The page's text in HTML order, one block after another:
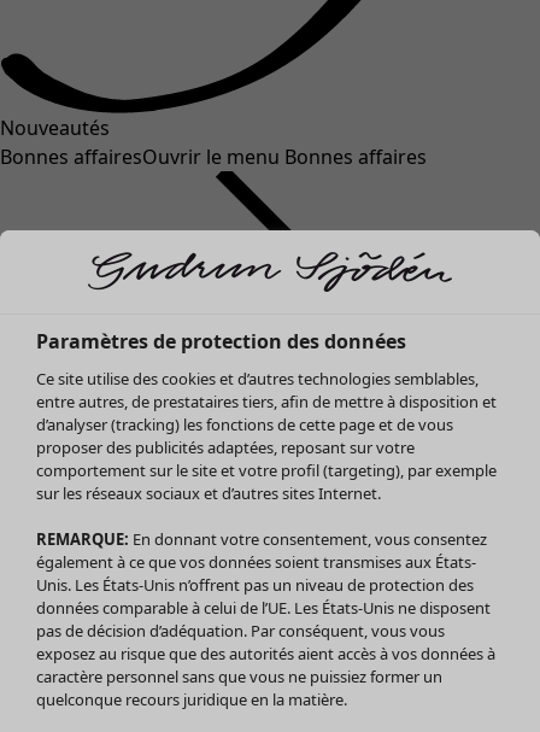
Nouveautés
Bonnes affairesOuvrir le menu Bonnes affaires
Soldes Vêtements
Tous les vêtements
Robes
Tuniques
Blouses
Tops
Gilets
Pantalon
Jupes
Paramètres de protection des données
Ce site utilise des cookies et d’autres technologies semblables,
entre autres, de prestataires tiers, afin de mettre à disposition et
d’analyser (tracking) les fonctions de cette page et de vous
proposer des publicités adaptées, reposant sur votre
comportement sur le site et votre profil (targeting), par exemple
sur les réseaux sociaux et d’autres sites Internet.
REMARQUE: En donnant votre consentement, vous consentez
également à ce que vos données soient transmises aux États-
Unis. Les États-Unis n’offrent pas un niveau de protection des
données comparable à celui de l’UE. Les États-Unis ne disposent
pas de décision d’adéquation. Par conséquent, vous vous
exposez au risque que des autorités aient accès à vos données à
caractère personnel sans que vous ne puissiez former un
quelconque recours juridique en la matière.